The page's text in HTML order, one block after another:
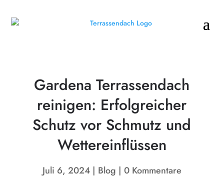
Gardena Terrassendach
reinigen: Erfolgreicher
Schutz vor Schmutz und
Wettereinflüssen
Juli 6, 2024 Blog 0 Kommentare